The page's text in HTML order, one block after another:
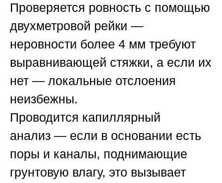
Проверяется ровность с помощью
двухметровой рейки —
неровности более 4 мм требуют
выравнивающей стяжки, а если их
нет — локальные отслоения
неизбежны.
Проводится капиллярный
анализ — если в основании есть
поры и каналы, поднимающие
грунтовую влагу, это вызывает